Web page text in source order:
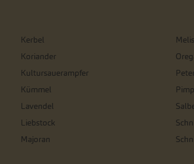
Kerbel
Koriander
Kultursauerampfer
Kümmel
Lavendel
Liebstock
Majoran